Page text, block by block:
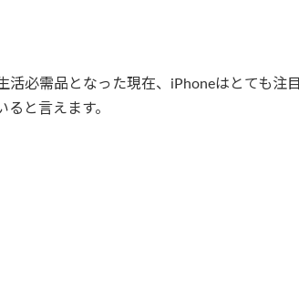
活必需品となった現在、iPhoneはとても注目
と言えます。